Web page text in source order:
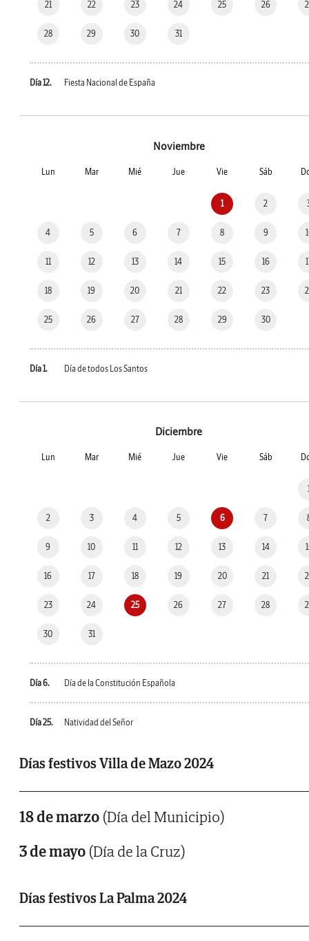
21 22 23 24 25 26
28 29 30 31
Día 12. Fiesta Nacional de España
Noviembre
Lun Mar Mié Jue Vie Sáb
1 2
4 5 6 7 8 9
11 12 13 14 15 16
18 19 20 21 22 23
25 26 27 28 29 30
Día 1. Día de todos Los Santos
Diciembre
Lun Mar Mié Jue Vie Sáb
2 3 4 5 6 7
9 10 11 12 13 14
16 17 18 19 20 21
23 24 25 26 27 28
30 31
Día 6. Día de la Constitución Española
Día 25. Natividad del Señor
Días festivos Villa de Mazo 2024
18 de marzo (Día del Municipio)
3 de mayo (Día de la Cruz)
Días festivos La Palma 2024